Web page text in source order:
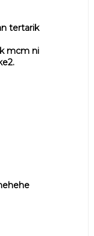
tertarik
mcm ni